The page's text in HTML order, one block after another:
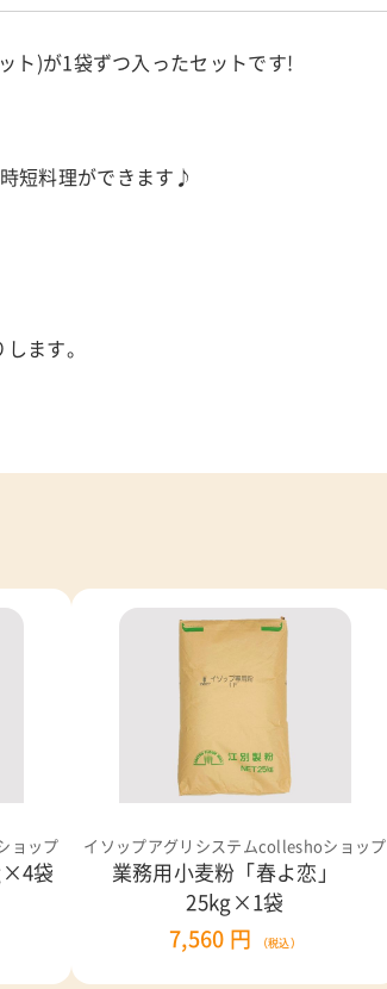
ト)が1袋ずつ入ったセットです!
短料理ができます♪
ます。
ョップ
袋
イソップアグリシステムcolleshoショップ
業務用小麦粉「春よ恋」
25kg×1袋
7,560 円 （税込）